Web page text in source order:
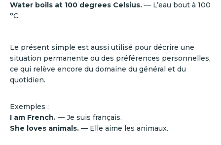
Water boils at 100 degrees Celsius. — L’eau bout à 100
°C.
Le présent simple est aussi utilisé pour décrire une
situation permanente ou des préférences personnelles,
ce qui relève encore du domaine du général et du
quotidien.
Exemples :
I am French. — Je suis français.
She loves animals. — Elle aime les animaux.